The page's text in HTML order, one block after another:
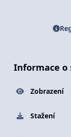
Informace o
Zobrazení
Stažení